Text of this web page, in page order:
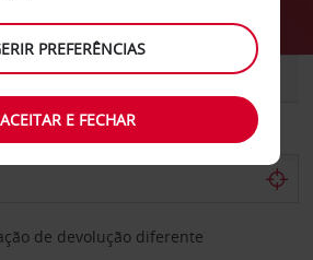
COMERCIAIS
de devolução diferente
PREFERÊNCIAS
ACEITAR E FECHAR